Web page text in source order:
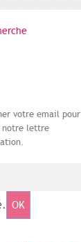
votre email pour
notre lettre
OK